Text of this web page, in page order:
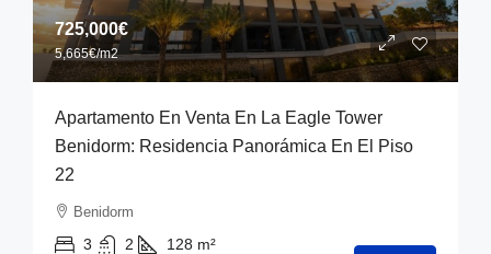
725,000€
5,665€/m2
Apartamento En Venta En La Eagle Tower
Benidorm: Residencia Panorámica En El Piso
22
Benidorm
3 2 128 m²